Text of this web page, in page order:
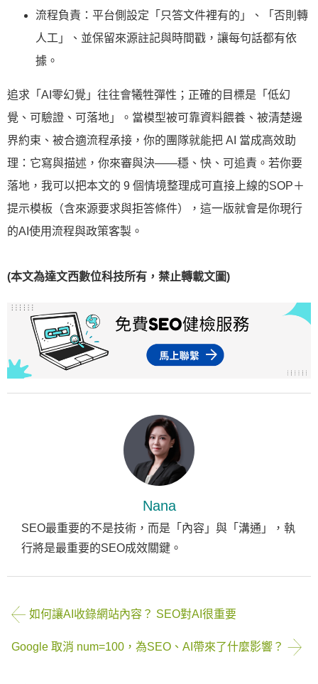
流程負責：平台側設定「只答文件裡有的」、「否則轉
人工」、並保留來源註記與時間戳，讓每句話都有依
據。
追求「AI零幻覺」往往會犧牲彈性；正確的目標是「低幻
覺、可驗證、可落地」。當模型被可靠資料餵養、被清楚邊
界約束、被合適流程承接，你的團隊就能把 AI 當成高效助
理：它寫與描述，你來審與決——穩、快、可追責。若你要
落地，我可以把本文的 9 個情境整理成可直接上線的SOP＋
提示模板（含來源要求與拒答條件），這一版就會是你現行
的AI使用流程與政策客製。
(本文為達文西數位科技所有，禁止轉載文圖)
Nana
SEO最重要的不是技術，而是「內容」與「溝通」，執
行將是最重要的SEO成效關鍵。
如何讓AI收錄網站內容？ SEO對AI很重要
Google 取消 num=100，為SEO、AI帶來了什麼影響？